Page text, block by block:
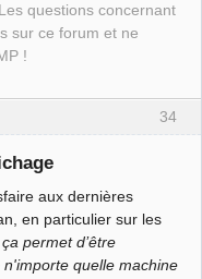
questions concernant
sur ce forum et ne
!
34
aux dernières
en particulier sur les
ça permet d’être
quelle machine